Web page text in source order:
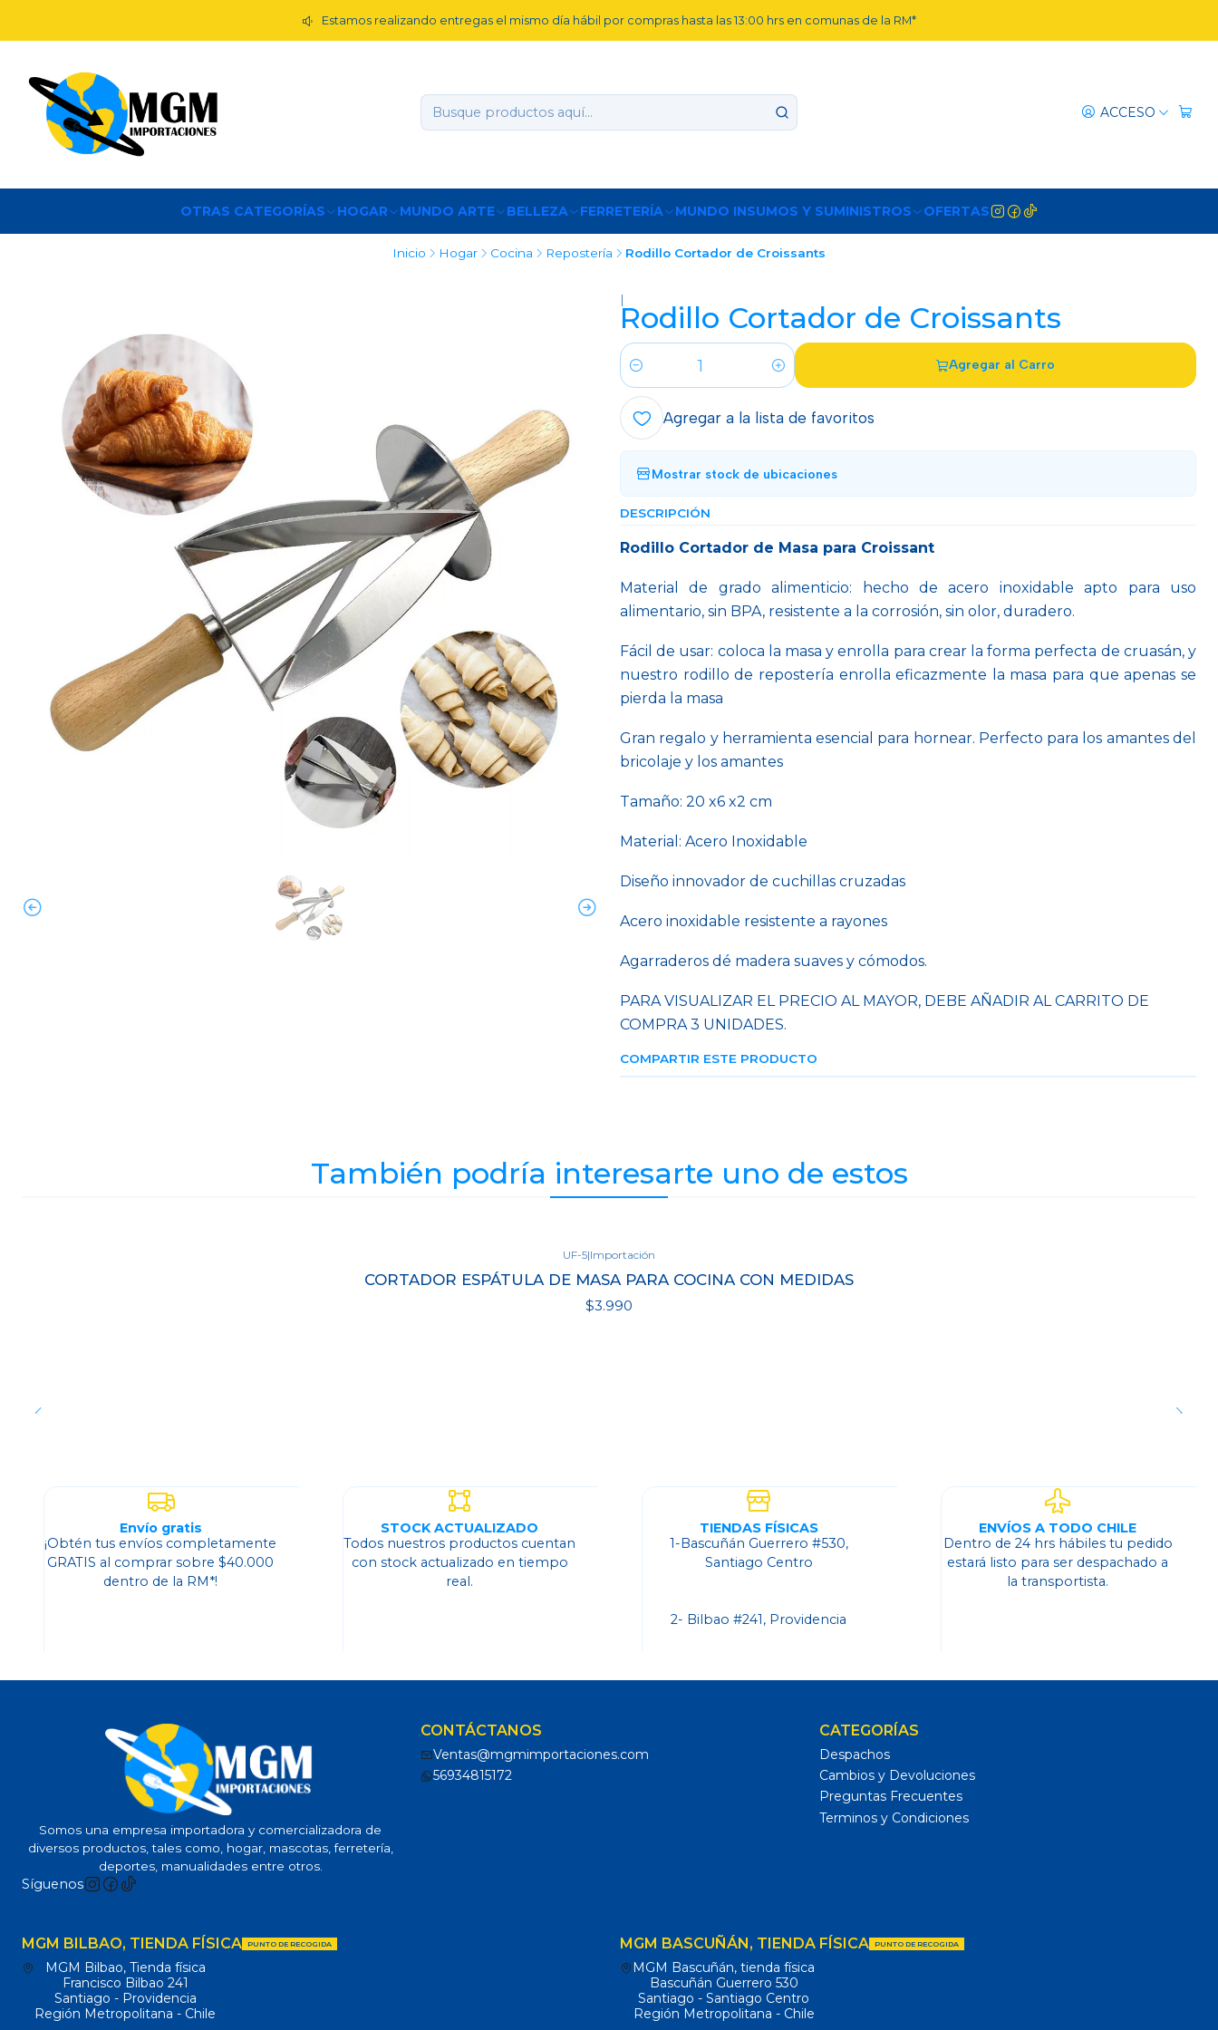
ACCESO
OTRAS CATEGORÍAS HOGAR MUNDO ARTE BELLEZA FERRETERÍA MUNDO INSUMOS Y SUMINISTROS OFERTAS
Estamos realizando entregas el mismo día hábil por compras hasta las 13:00 hrs en comunas de la RM*
Inicio Hogar Cocina Repostería Rodillo Cortador de Croissants
|
Rodillo Cortador de Croissants
Cantidad
Agregar al Carro
Agregar a la lista de favoritos
Mostrar stock de ubicaciones
DESCRIPCIÓN
Rodillo Cortador de Masa para Croissant
Material de grado alimenticio: hecho de acero inoxidable apto para uso
alimentario, sin BPA, resistente a la corrosión, sin olor, duradero.
Fácil de usar: coloca la masa y enrolla para crear la forma perfecta de cruasán, y
nuestro rodillo de repostería enrolla eficazmente la masa para que apenas se
pierda la masa
Gran regalo y herramienta esencial para hornear. Perfecto para los amantes del
bricolaje y los amantes
Tamaño: 20 x6 x2 cm
Material: Acero Inoxidable
Diseño innovador de cuchillas cruzadas
Acero inoxidable resistente a rayones
Agarraderos dé madera suaves y cómodos.
PARA VISUALIZAR EL PRECIO AL MAYOR, DEBE AÑADIR AL CARRITO DE
COMPRA 3 UNIDADES.
COMPARTIR ESTE PRODUCTO
También podría interesarte uno de estos
UF-5|Importación
CORTADOR ESPÁTULA DE MASA PARA COCINA CON MEDIDAS
$3.990
Envío gratis
¡Obtén tus envíos completamente
GRATIS al comprar sobre $40.000
dentro de la RM*!
STOCK ACTUALIZADO
Todos nuestros productos cuentan
con stock actualizado en tiempo
real.
TIENDAS FÍSICAS
1-Bascuñán Guerrero #530,
Santiago Centro
2- Bilbao #241, Providencia
ENVÍOS A TODO CHILE
Dentro de 24 hrs hábiles tu pedido
estará listo para ser despachado a
la transportista.
Somos una empresa importadora y comercializadora de
diversos productos, tales como, hogar, mascotas, ferretería,
deportes, manualidades entre otros.
Síguenos
CONTÁCTANOS
Ventas@mgmimportaciones.com
56934815172
CATEGORÍAS
Despachos
Cambios y Devoluciones
Preguntas Frecuentes
Terminos y Condiciones
MGM BILBAO, TIENDA FÍSICA PUNTO DE RECOGIDA
MGM Bilbao, Tienda física
Francisco Bilbao 241
Santiago - Providencia
Región Metropolitana - Chile
MGM BASCUÑÁN, TIENDA FÍSICA PUNTO DE RECOGIDA
MGM Bascuñán, tienda física
Bascuñán Guerrero 530
Santiago - Santiago Centro
Región Metropolitana - Chile